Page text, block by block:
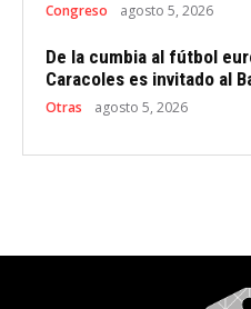
Congreso agosto 5, 2026
De la cumbia al fútbol
Caracoles es invitado al
Otras agosto 5, 2026